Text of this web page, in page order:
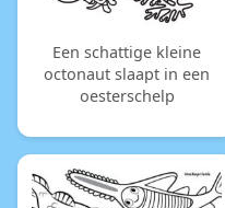
Een schattige kleine
octonaut slaapt in een
oesterschelp